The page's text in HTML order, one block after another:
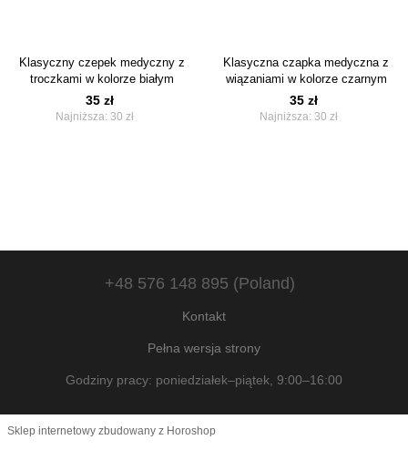
Klasyczny czepek medyczny z
troczkami w kolorze białym
35 zł
Najniższa: 30 zł
Klasyczna czapka medyczna z
wiązaniami w kolorze czarnym
35 zł
Najniższa: 30 zł
+48 576 148 895 (Poland)
Kontakt
Pełna wersja strony
Godziny pracy: poniedziałek–piątek, 9:00–16:00
Sklep internetowy zbudowany z Horoshop